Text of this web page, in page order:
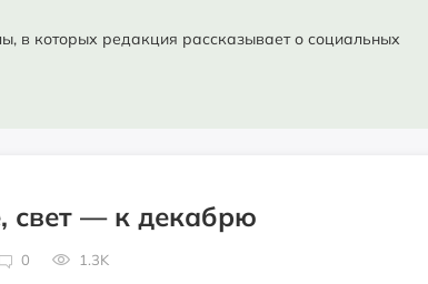
редакция рассказывает о социальных
свет — к декабрю
0 1.3K